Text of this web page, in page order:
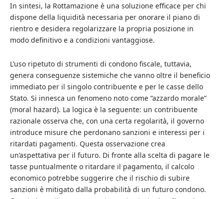
In sintesi, la Rottamazione è una soluzione efficace per chi
dispone della liquidità necessaria per onorare il piano di
rientro e desidera regolarizzare la propria posizione in
modo definitivo e a condizioni vantaggiose.
L’uso ripetuto di strumenti di condono fiscale, tuttavia,
genera conseguenze sistemiche che vanno oltre il beneficio
immediato per il singolo contribuente e per le casse dello
Stato. Si innesca un fenomeno noto come “azzardo morale”
(moral hazard). La logica è la seguente: un contribuente
razionale osserva che, con una certa regolarità, il governo
introduce misure che perdonano sanzioni e interessi per i
ritardati pagamenti. Questa osservazione crea
un’aspettativa per il futuro. Di fronte alla scelta di pagare le
tasse puntualmente o ritardare il pagamento, il calcolo
economico potrebbe suggerire che il rischio di subire
sanzioni è mitigato dalla probabilità di un futuro condono.